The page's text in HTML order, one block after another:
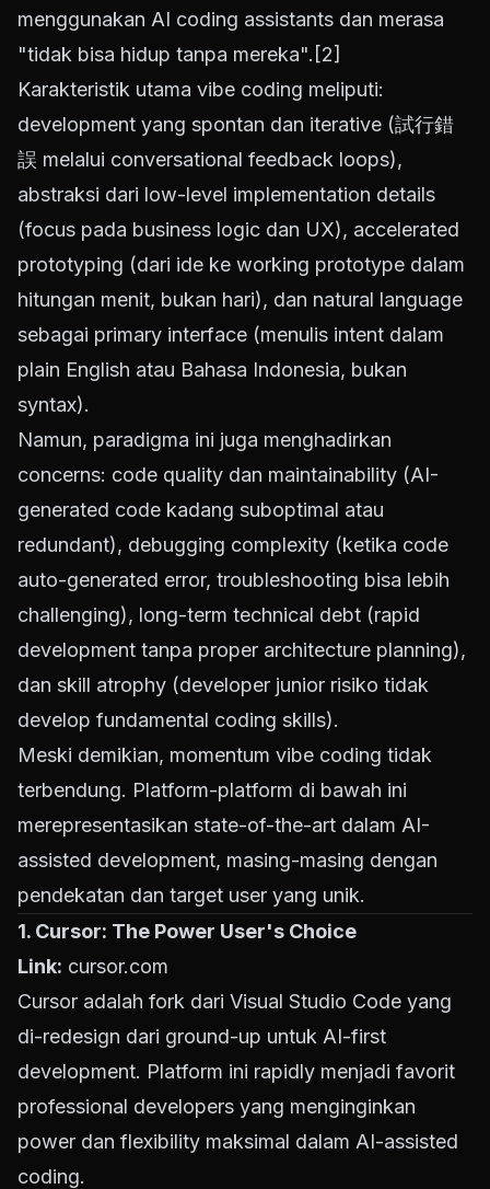
menggunakan AI coding assistants dan merasa
"tidak bisa hidup tanpa mereka". [2]
Karakteristik utama vibe coding meliputi:
development yang spontan dan iterative (試行錯
誤 melalui conversational feedback loops),
abstraksi dari low-level implementation details
(focus pada business logic dan UX), accelerated
prototyping (dari ide ke working prototype dalam
hitungan menit, bukan hari), dan natural language
sebagai primary interface (menulis intent dalam
plain English atau Bahasa Indonesia, bukan
syntax).
Namun, paradigma ini juga menghadirkan
concerns: code quality dan maintainability (AI-
generated code kadang suboptimal atau
redundant), debugging complexity (ketika code
auto-generated error, troubleshooting bisa lebih
challenging), long-term technical debt (rapid
development tanpa proper architecture planning),
dan skill atrophy (developer junior risiko tidak
develop fundamental coding skills).
Meski demikian, momentum vibe coding tidak
terbendung. Platform-platform di bawah ini
merepresentasikan state-of-the-art dalam AI-
assisted development, masing-masing dengan
pendekatan dan target user yang unik.
1. Cursor: The Power User's Choice
Link: cursor.com
Cursor adalah fork dari Visual Studio Code yang
di-redesign dari ground-up untuk AI-first
development. Platform ini rapidly menjadi favorit
professional developers yang menginginkan
power dan flexibility maksimal dalam AI-assisted
coding.